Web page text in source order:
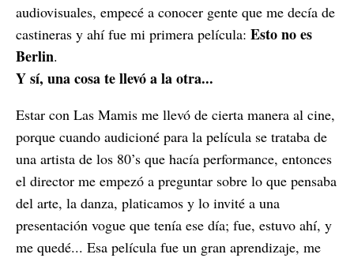
audiovisuales, empecé a conocer gente que me decía de
castineras y ahí fue mi primera película: Esto no es
Berlin.
Y sí, una cosa te llevó a la otra...
Estar con Las Mamis me llevó de cierta manera al cine,
porque cuando audicioné para la película se trataba de
una artista de los 80’s que hacía performance, entonces
el director me empezó a preguntar sobre lo que pensaba
del arte, la danza, platicamos y lo invité a una
presentación vogue que tenía ese día; fue, estuvo ahí, y
me quedé... Esa película fue un gran aprendizaje, me